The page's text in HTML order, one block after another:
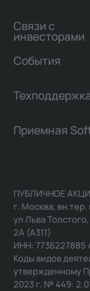
Связи с
инвесторами
События
Приемная
ПУБЛИЧНОЕ
г. Москва,
ул Льва
2А (А311)
ИНН: 7736227885
Коды видов
утвержденному
2023 г. № 449: